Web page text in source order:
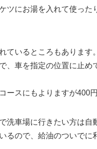
ツにお湯を入れて使っ
ているところもあります。
、車を指定の位置に止
ースにもよりますが400
洗車場に行きたい方は自
ので、給油のついでに